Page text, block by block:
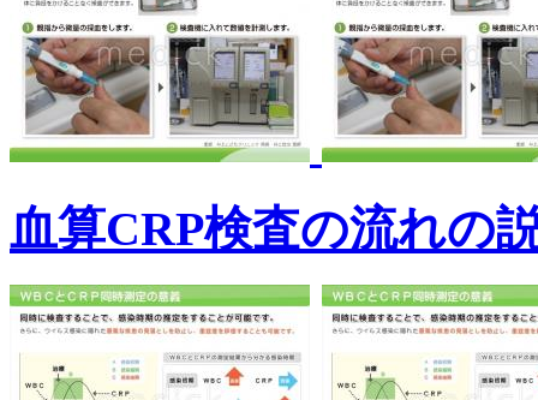
血算CRP検査の流れの